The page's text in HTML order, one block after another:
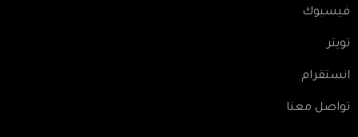
فيسبوك
تويتر
انستقرام
تواصل معنا